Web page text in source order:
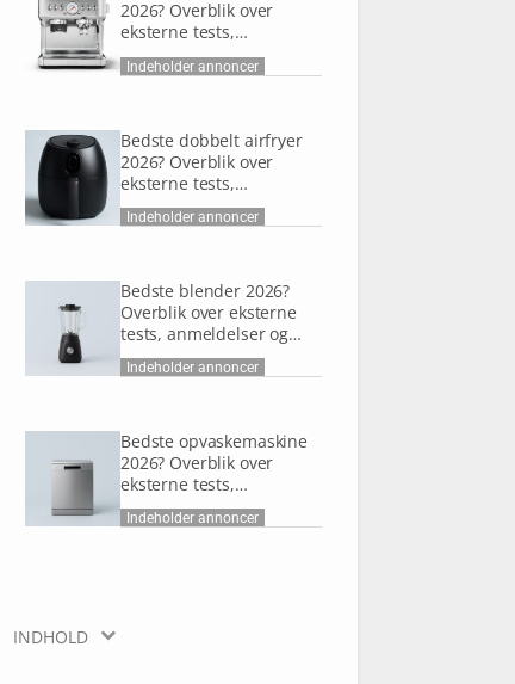
INDHOLD
2026? Overblik over
eksterne tests,
anmeldelser og research
Indeholder annoncer
Bedste dobbelt airfryer
2026? Overblik over
eksterne tests,
anmeldelser og research
Indeholder annoncer
Bedste blender 2026?
Overblik over eksterne
tests, anmeldelser og
research
Indeholder annoncer
Bedste opvaskemaskine
2026? Overblik over
eksterne tests,
anmeldelser og research
Indeholder annoncer